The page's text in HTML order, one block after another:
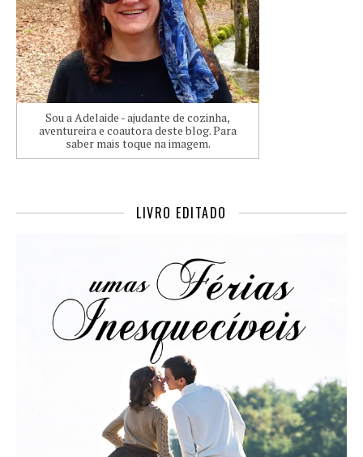
Sou a Adelaide - ajudante de cozinha,
aventureira e coautora deste blog. Para
saber mais toque na imagem.
LIVRO EDITADO